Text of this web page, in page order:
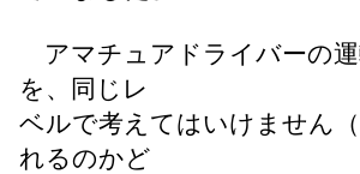
アマチュアドライバーの
を、同じレ
ベルで考えてはいけません
れるのかど